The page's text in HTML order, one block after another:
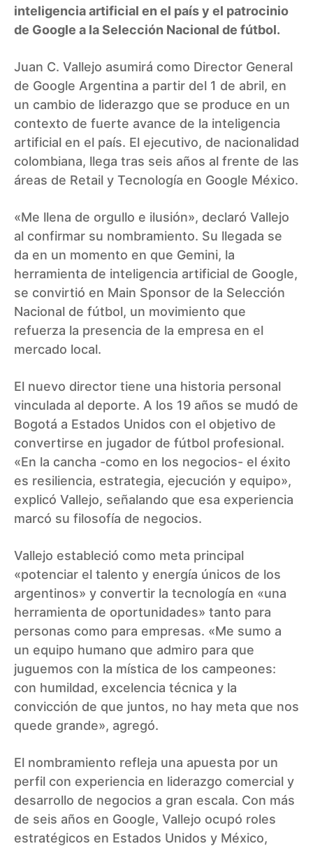
inteligencia artificial en el país y el patrocinio
de Google a la Selección Nacional de fútbol.
Juan C. Vallejo asumirá como Director General
de Google Argentina a partir del 1 de abril, en
un cambio de liderazgo que se produce en un
contexto de fuerte avance de la inteligencia
artificial en el país. El ejecutivo, de nacionalidad
colombiana, llega tras seis años al frente de las
áreas de Retail y Tecnología en Google México.
«Me llena de orgullo e ilusión», declaró Vallejo
al confirmar su nombramiento. Su llegada se
da en un momento en que Gemini, la
herramienta de inteligencia artificial de Google,
se convirtió en Main Sponsor de la Selección
Nacional de fútbol, un movimiento que
refuerza la presencia de la empresa en el
mercado local.
El nuevo director tiene una historia personal
vinculada al deporte. A los 19 años se mudó de
Bogotá a Estados Unidos con el objetivo de
convertirse en jugador de fútbol profesional.
«En la cancha -como en los negocios- el éxito
es resiliencia, estrategia, ejecución y equipo»,
explicó Vallejo, señalando que esa experiencia
marcó su filosofía de negocios.
Vallejo estableció como meta principal
«potenciar el talento y energía únicos de los
argentinos» y convertir la tecnología en «una
herramienta de oportunidades» tanto para
personas como para empresas. «Me sumo a
un equipo humano que admiro para que
juguemos con la mística de los campeones:
con humildad, excelencia técnica y la
convicción de que juntos, no hay meta que nos
quede grande», agregó.
El nombramiento refleja una apuesta por un
perfil con experiencia en liderazgo comercial y
desarrollo de negocios a gran escala. Con más
de seis años en Google, Vallejo ocupó roles
estratégicos en Estados Unidos y México,